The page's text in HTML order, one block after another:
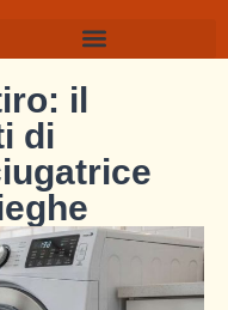
il
di